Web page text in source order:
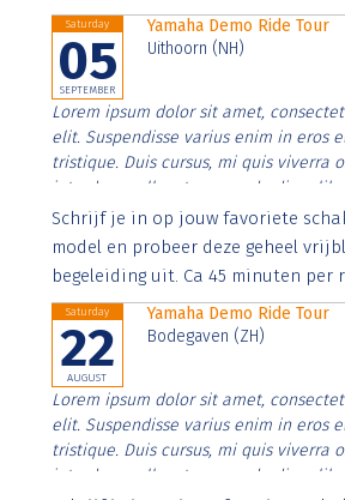
Saturday
05
SEPTEMBER
Yamaha Demo Ride Tour
Uithoorn (NH)
Lorem ipsum dolor sit amet,
elit. Suspendisse varius enim in eros
tristique. Duis cursus, mi quis viverra
interdum nulla, ut commodo diam
Aenean faucibus nibh et justo cursus
imperdiet. Nunc ut sem vitae risus
Schrijf je in op jouw favoriete
model en probeer deze geheel
begeleiding uit. Ca 45 minuten per
Saturday
22
AUGUST
Yamaha Demo Ride Tour
Bodegaven (ZH)
Lorem ipsum dolor sit amet,
elit. Suspendisse varius enim in eros
tristique. Duis cursus, mi quis viverra
interdum nulla, ut commodo diam